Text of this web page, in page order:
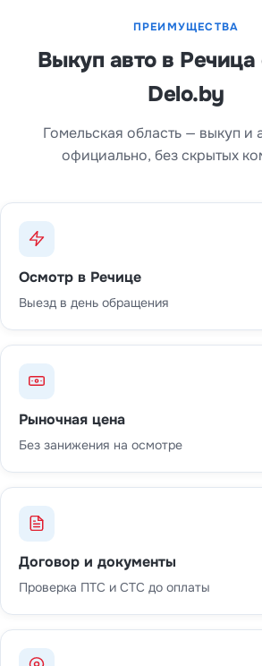
ПРЕИМУЩЕСТВА
Выкуп авто в
Delo.by
Гомельская область — выкуп и
официально, без скрытых
Осмотр в Речице
Выезд в день обращения
Рыночная цена
Без занижения на осмотре
Договор и документы
Проверка ПТС и СТС до оплаты